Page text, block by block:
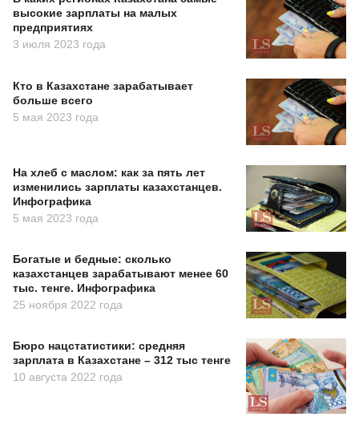
высокие зарплаты на малых
предприятиях
3 июля 2023 года
Кто в Казахстане зарабатывает
больше всего
5 мая 2023 года
На хлеб с маслом: как за пять лет
изменились зарплаты казахстанцев.
Инфографика
5 мая 2023 года
Богатые и бедные: сколько
казахстанцев зарабатывают менее 60
тыс. тенге. Инфографика
25 ноября 2022 года
Бюро нацстатистики: средняя
зарплата в Казахстане – 312 тыс тенге
10 августа 2022 года